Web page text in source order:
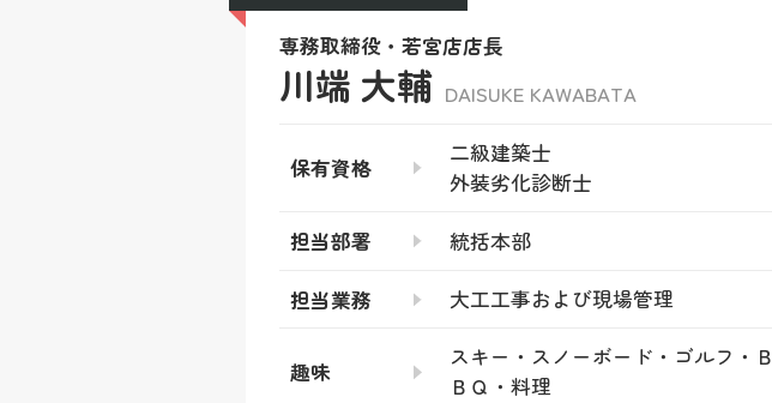
専務取締役・若宮店店長
川端 大輔 DAISUKE KAWABATA
保有資格
二級建築士
外装劣化診断士
担当部署 統括本部
担当業務 大工工事および現場管理
趣味
スキー・スノーボード・ゴルフ・Ｂ
ＢＱ・料理